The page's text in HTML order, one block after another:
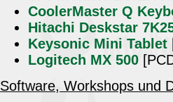
CoolerMaster Q
Hitachi Deskstar
Keysonic Mini Tablet
Logitech MX 500
Software, Workshops und